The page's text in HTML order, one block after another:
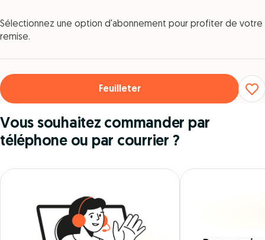
Sélectionnez une option d'abonnement pour profiter de votre
remise.
Feuilleter
Vous souhaitez commander par
téléphone ou par courrier ?